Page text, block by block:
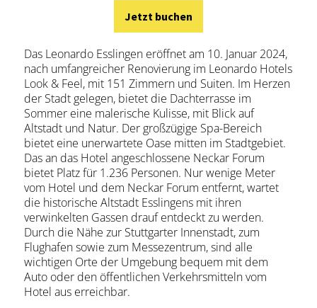
Jetzt buchen
Das Leonardo Esslingen eröffnet am 10. Januar 2024,
nach umfangreicher Renovierung im Leonardo Hotels
Look & Feel, mit 151 Zimmern und Suiten. Im Herzen
der Stadt gelegen, bietet die Dachterrasse im
Sommer eine malerische Kulisse, mit Blick auf
Altstadt und Natur. Der großzügige Spa-Bereich
bietet eine unerwartete Oase mitten im Stadtgebiet.
Das an das Hotel angeschlossene Neckar Forum
bietet Platz für 1.236 Personen. Nur wenige Meter
vom Hotel und dem Neckar Forum entfernt, wartet
die historische Altstadt Esslingens mit ihren
verwinkelten Gassen drauf entdeckt zu werden.
Durch die Nähe zur Stuttgarter Innenstadt, zum
Flughafen sowie zum Messezentrum, sind alle
wichtigen Orte der Umgebung bequem mit dem
Auto oder den öffentlichen Verkehrsmitteln vom
Hotel aus erreichbar.